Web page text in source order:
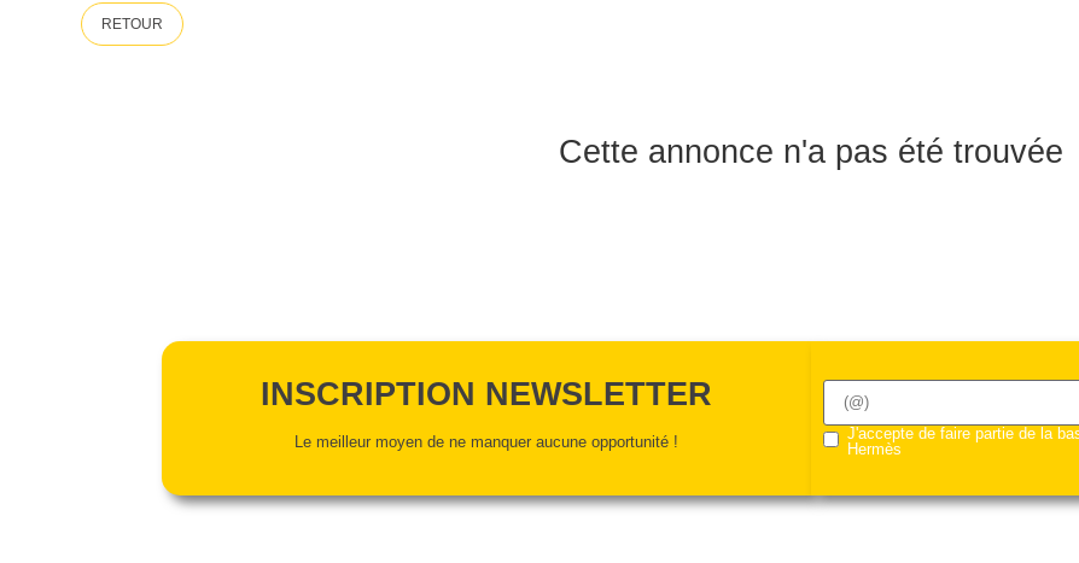
RETOUR
Cette annonce n'a pas été trouvée
INSCRIPTION NEWSLETTER
Le meilleur moyen de ne manquer aucune opportunité !
J'accepte de faire partie de la
Hermès